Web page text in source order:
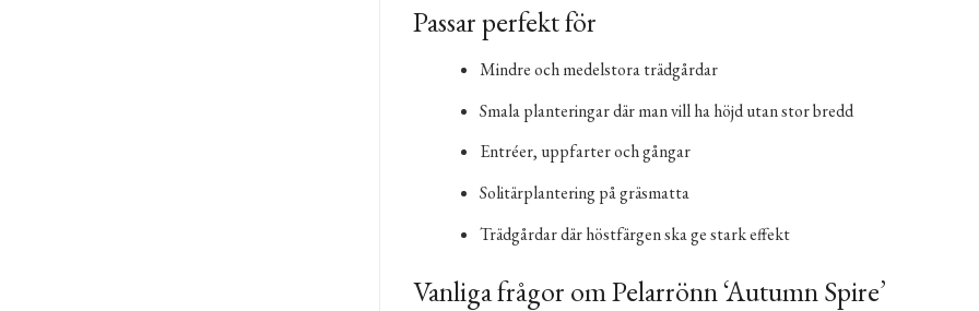
Passar perfekt för
Mindre och medelstora trädgårdar
Smala planteringar där man vill ha höjd utan stor bredd
Entréer, uppfarter och gångar
Solitärplantering på gräsmatta
Trädgårdar där höstfärgen ska ge stark effekt
Vanliga frågor om Pelarrönn ‘Autumn Spire’